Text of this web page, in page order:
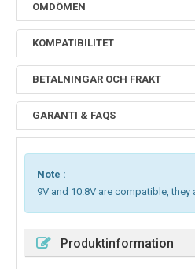
OMDÖMEN
KOMPATIBILITET
BETALNINGAR OCH FRAKT
GARANTI & FAQS
Note :
9V and 10.8V are compatible, they
Produktinformation